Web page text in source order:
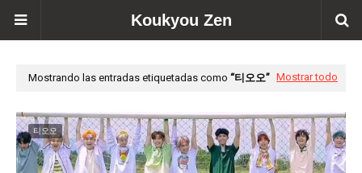
Koukyou Zen
Mostrando las entradas etiquetadas como 티오오 Mostrar todo
티오오